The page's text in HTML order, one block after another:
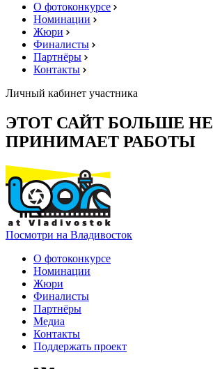
О фотоконкурсе
Номинации
Жюри
Финалисты
Партнёры
Контакты
Личный кабинет участника
ЭТОТ САЙТ БОЛЬШЕ НЕ
ПРИНИМАЕТ РАБОТЫ
Посмотри на Владивосток
О фотоконкурсе
Номинации
Жюри
Финалисты
Партнёры
Медиа
Контакты
Поддержать проект